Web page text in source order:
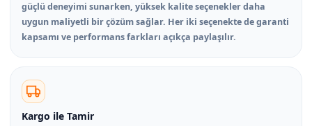
güçlü deneyimi sunarken, yüksek kalite seçenekler daha
uygun maliyetli bir çözüm sağlar. Her iki seçenekte de garanti
kapsamı ve performans farkları açıkça paylaşılır.
Kargo ile Tamir